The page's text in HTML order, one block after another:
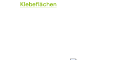
Klebeflächen